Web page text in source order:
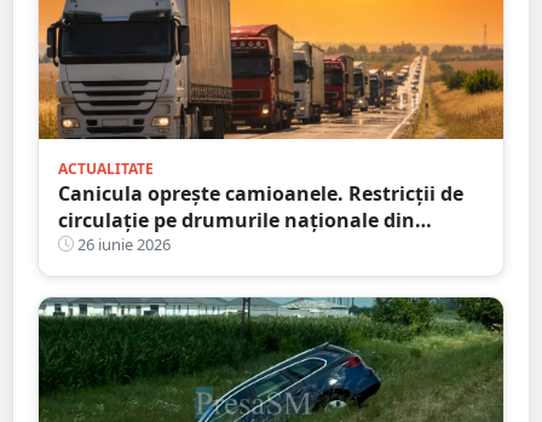
ACTUALITATE
Canicula oprește camioanele. Restricții de
circulație pe drumurile naționale din
județul Satu Mare
26 iunie 2026